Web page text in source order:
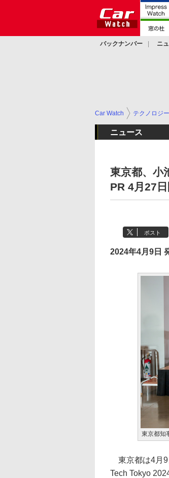
バックナンバー ニ
Car Watch テクノロジー
ニュース
東京都、小
PR 4月27
ポスト
2024年4月9日
東京都知
東京都は4月9
Tech Tokyo